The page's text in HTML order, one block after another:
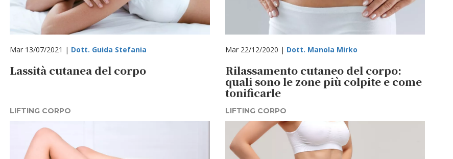
Mar 13/07/2021 | Dott. Guida Stefania
Lassità cutanea del corpo
Mar 22/12/2020 | Dott. Manola Mirko
Rilassamento cutaneo del corpo:
quali sono le zone più colpite e come
tonificarle
LIFTING CORPO LIFTING CORPO